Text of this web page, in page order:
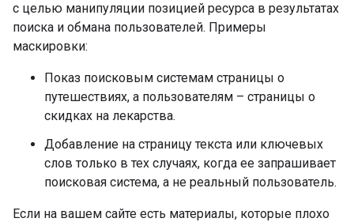
с целью манипуляции позицией ресурса в результатах
поиска и обмана пользователей. Примеры
маскировки:
Показ поисковым системам страницы о
путешествиях, а пользователям – страницы о
скидках на лекарства.
Добавление на страницу текста или ключевых
слов только в тех случаях, когда ее запрашивает
поисковая система, а не реальный пользователь.
Если на вашем сайте есть материалы, которые плохо